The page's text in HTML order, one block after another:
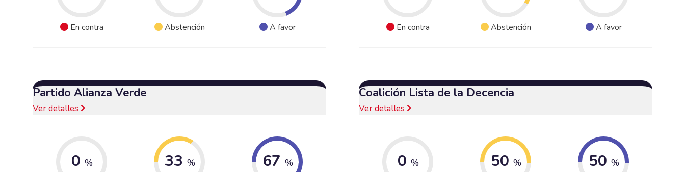
En contra Abstención A favor En contra Abstención A favor
Partido Alianza Verde
Ver detalles
0 % 33 % 67 %
Coalición Lista de la Decencia
Ver detalles
0 % 50 % 50 %